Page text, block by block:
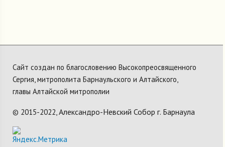
Сайт создан по благословению Высокопреосвященного
Сергия, митрополита Барнаульского и Алтайского,
главы Алтайской митрополии
© 2015-2022,Александро-Невский Собор г. Барнаула